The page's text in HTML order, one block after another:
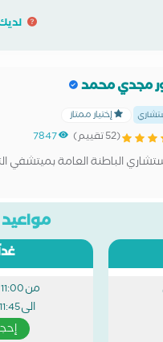
مجدي محمد
إختيار ممتاز
(52 تقييم) 7847
الباطنة العامة بميتشفي
مواعيد
من11:00 ص
الى11:45 م